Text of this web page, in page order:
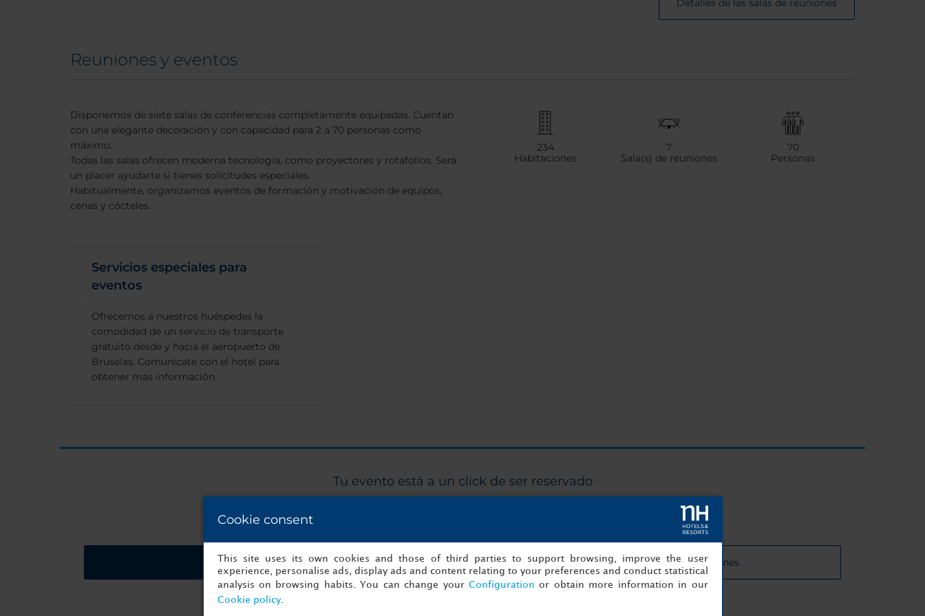
Detalles de las salas de reuniones
Reuniones y eventos
Disponemos de siete salas de conferencias completamente equipadas. Cuentan
con una elegante decoración y con capacidad para 2 a 70 personas como
máximo.
Todas las salas ofrecen moderna tecnología, como proyectores y rotafolios. Será
un placer ayudarte si tienes solicitudes especiales.
Habitualmente, organizamos eventos de formación y motivación de equipos,
cenas y cócteles.
234
Habitaciones
7
Sala(s) de reuniones
70
Personas
Servicios especiales para
eventos
Ofrecemos a nuestros huéspedes la
comodidad de un servicio de transporte
gratuito desde y hacia el aeropuerto de
Bruselas. Comunícate con el hotel para
obtener más información.
Tu evento está a un click de ser reservado
Solicitar presupuesto Detalles de las salas de reuniones
Cookie consent
This site uses its own cookies and those of third parties to support browsing, improve the user
experience, personalise ads, display ads and content relating to your preferences and conduct statistical
analysis on browsing habits. You can change your Configuration or obtain more information in our
Cookie policy.